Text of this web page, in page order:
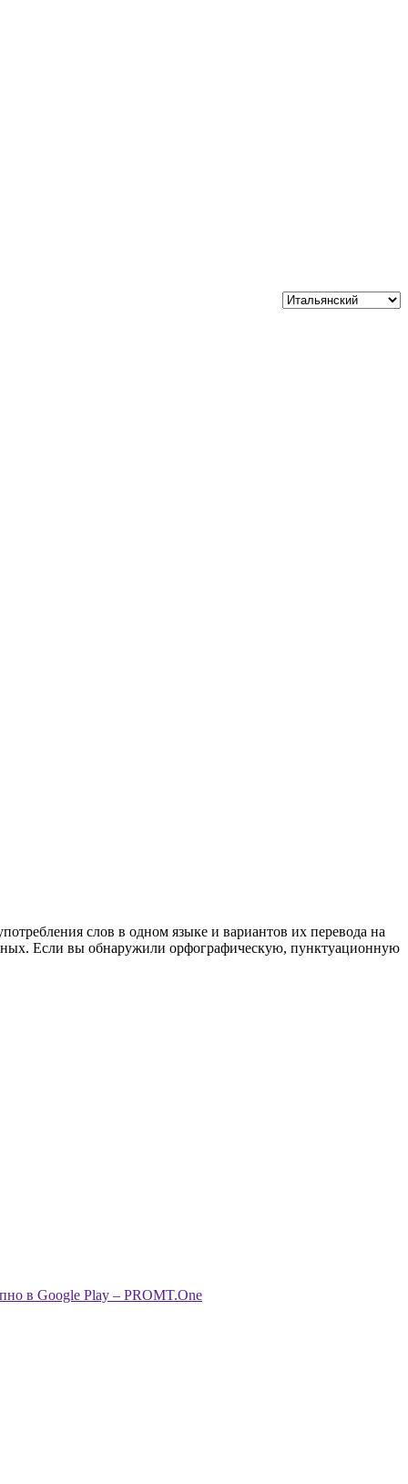
слов в одном языке и вариантов их перевода на
Если вы обнаружили орфографическую, пунктуационную